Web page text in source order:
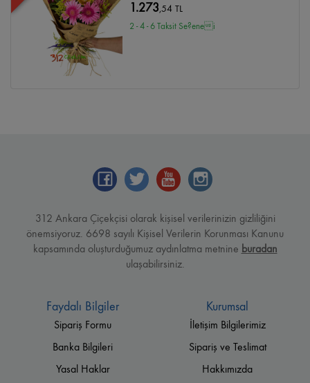
1.273,54 TL
2 - 4 - 6 Taksit Se?enei
312 Ankara Çiçekçisi olarak kişisel verilerinizin gizliliğini
önemsiyoruz. 6698 sayılı Kişisel Verilerin Korunması Kanunu
kapsamında oluşturduğumuz aydınlatma metnine buradan
ulaşabilirsiniz.
Faydalı Bilgiler
Sipariş Formu
Banka Bilgileri
Yasal Haklar
Kurumsal
İletişim Bilgilerimiz
Sipariş ve Teslimat
Hakkımızda